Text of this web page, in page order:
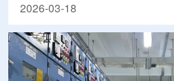
2026-03-18